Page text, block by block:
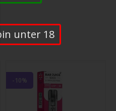
-10%
unter 18